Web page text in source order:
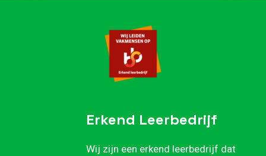
Erkend Leerbedrijf
Wij zijn een erkend leerbedrijf dat